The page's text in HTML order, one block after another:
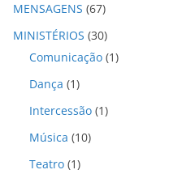
MENSAGENS (67)
MINISTÉRIOS (30)
Comunicação (1)
Dança (1)
Intercessão (1)
Música (10)
Teatro (1)